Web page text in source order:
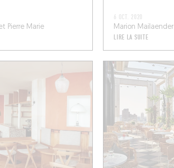
Pierre Marie
6 OCT. 2020
Marion Mailaender
LIRE LA SUITE